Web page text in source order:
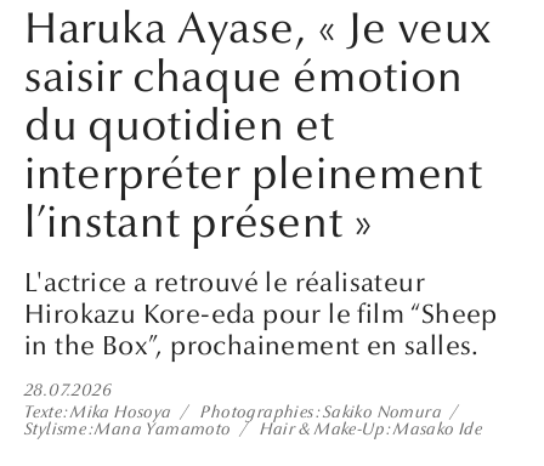
Haruka Ayase, « Je veux
saisir chaque émotion
du quotidien et
interpréter pleinement
l’instant présent »
L'actrice a retrouvé le réalisateur
Hirokazu Kore-eda pour le film “Sheep
in the Box”, prochainement en salles.
28.07.2026
Texte Mika Hosoya Photographies Sakiko Nomura
Stylisme Mana Yamamoto Hair & Make-Up Masako Ide